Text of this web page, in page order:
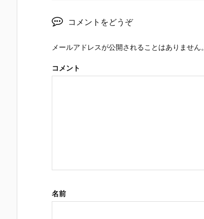
コメントをどうぞ
メールアドレスが公開されることはありません。
コメント
名前